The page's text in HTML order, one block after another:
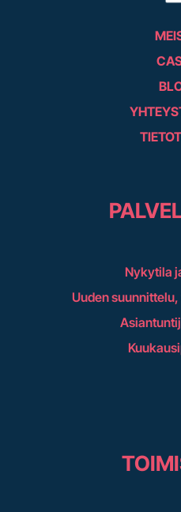
Nykytila
Uuden